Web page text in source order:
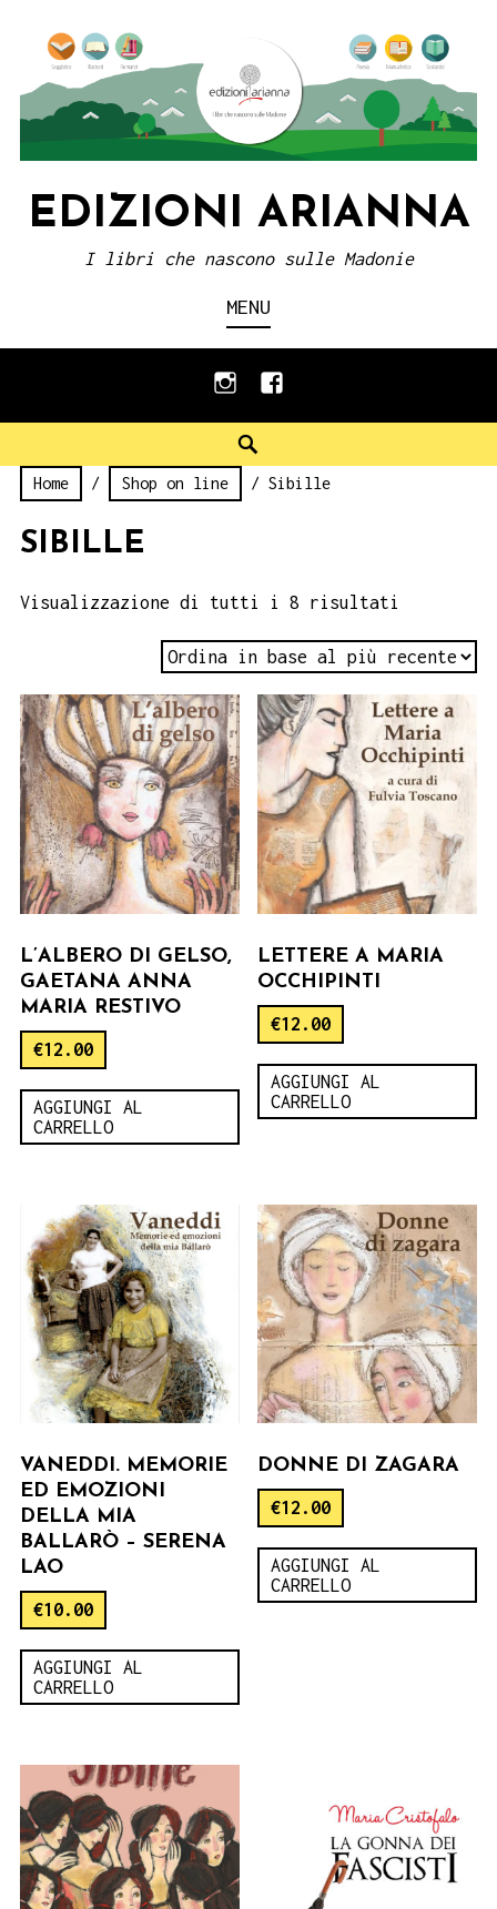
content
EDIZIONI ARIANNA
I libri che nascono sulle Madonie
MENU
instagramfacebook
Home / Shop on line / Sibille
SIBILLE
Visualizzazione di tutti i 8 risultati
L’ALBERO DI GELSO,
GAETANA ANNA
MARIA RESTIVO
€12.00
AGGIUNGI AL
CARRELLO
LETTERE A MARIA
OCCHIPINTI
€12.00
AGGIUNGI AL
CARRELLO
VANEDDI. MEMORIE
ED EMOZIONI
DELLA MIA
BALLARÒ – SERENA
LAO
€10.00
AGGIUNGI AL
CARRELLO
DONNE DI ZAGARA
€12.00
AGGIUNGI AL
CARRELLO